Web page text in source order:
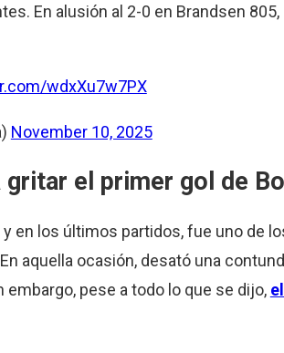
En alusión al 2-0 en Brandsen
wdxXu7w7PX
November 10, 2025
el primer gol de
en los últimos partidos, fue uno de
aquella ocasión, desató una
embargo, pese a todo lo que se dijo,